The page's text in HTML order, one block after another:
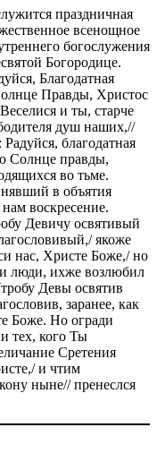
праздничная
всенощное
богослужения
Богородице.
Благодатная
Правды, Христос
и ты, старче
душ наших,//
благодатная
Солнце правды,
во тьме.
в объятия
воскресение.
Девичу освятивый
якоже
нас, Христе Боже,/ но
люди, ихже возлюбил
Девы освятив
заранее, как
Боже. Но огради
тех, кого Ты
Сретения
и чтим
ныне// пренеслся